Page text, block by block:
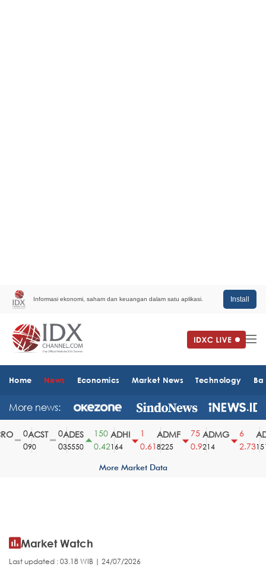
Informasi ekonomi, saham dan keuangan dalam satu aplikasi. Install
Home News Economics Market News Technology
More news:
ACST
90
ADES
35550
150
0.42
ADHI
164
0.61
ADMF
8225
75
0.9
ADMG
214
2.731510
More Market Data
Market Watch
Last updated : 03.18 WIB | 24/07/2026